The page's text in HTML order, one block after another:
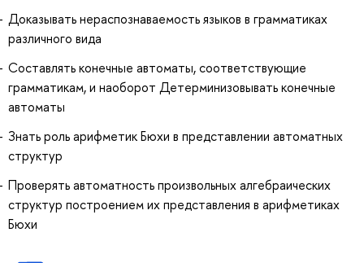
Доказывать нераспознаваемость языков в грамматиках
различного вида
Составлять конечные автоматы, соответствующие
грамматикам, и наоборот Детерминизовывать конечные
автоматы
Знать роль арифметик Бюхи в представлении автоматных
структур
Проверять автоматность произвольных алгебраических
структур построением их представления в арифметиках
Бюхи